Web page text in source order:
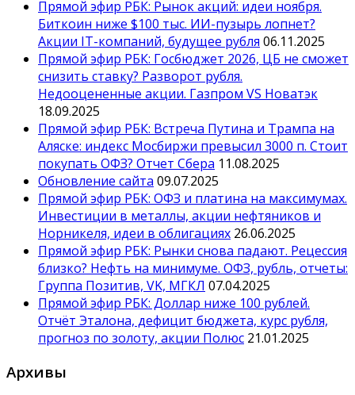
Прямой эфир РБК: Рынок акций: идеи ноября.
Биткоин ниже $100 тыс. ИИ-пузырь лопнет?
Акции IT-компаний, будущее рубля 06.11.2025
Прямой эфир РБК: Госбюджет 2026, ЦБ не сможет
снизить ставку? Разворот рубля.
Недооцененные акции. Газпром VS Новатэк
18.09.2025
Прямой эфир РБК: Встреча Путина и Трампа на
Аляске: индекс Мосбиржи превысил 3000 п. Стоит
покупать ОФЗ? Отчет Сбера 11.08.2025
Обновление сайта 09.07.2025
Прямой эфир РБК: ОФЗ и платина на максимумах.
Инвестиции в металлы, акции нефтяников и
Норникеля, идеи в облигациях 26.06.2025
Прямой эфир РБК: Рынки снова падают. Рецессия
близко? Нефть на минимуме. ОФЗ, рубль, отчеты:
Группа Позитив, VK, МГКЛ 07.04.2025
Прямой эфир РБК: Доллар ниже 100 рублей.
Отчёт Эталона, дефицит бюджета, курс рубля,
прогноз по золоту, акции Полюс 21.01.2025
Архивы